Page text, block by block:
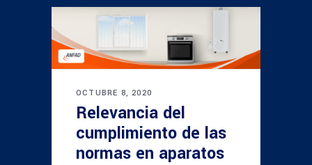
OCTUBRE 8, 2020
Relevancia del
cumplimiento de las
normas en aparatos